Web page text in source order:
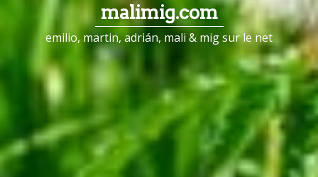
malimig.com
emilio, martin, adrián, mali & mig sur le net